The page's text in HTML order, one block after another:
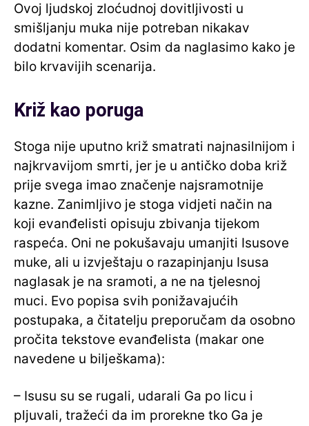
Ovoj ljudskoj zloćudnoj dovitljivosti u
smišljanju muka nije potreban nikakav
dodatni komentar. Osim da naglasimo kako je
bilo krvavijih scenarija.
Križ kao poruga
Stoga nije uputno križ smatrati najnasilnijom i
najkrvavijom smrti, jer je u antičko doba križ
prije svega imao značenje najsramotnije
kazne. Zanimljivo je stoga vidjeti način na
koji evanđelisti opisuju zbivanja tijekom
raspeća. Oni ne pokušavaju umanjiti Isusove
muke, ali u izvještaju o razapinjanju Isusa
naglasak je na sramoti, a ne na tjelesnoj
muci. Evo popisa svih ponižavajućih
postupaka, a čitatelju preporučam da osobno
pročita tekstove evanđelista (makar one
navedene u bilješkama):
– Isusu su se rugali, udarali Ga po licu i
pljuvali, tražeći da im prorekne tko Ga je